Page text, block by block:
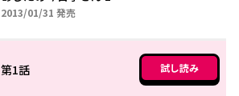
2013/01/31 2013年01月31日
発売
第1話 試し読み